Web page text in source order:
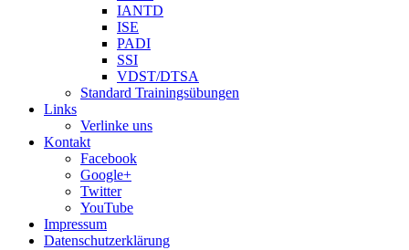
IANTD
ISE
PADI
SSI
VDST/DTSA
Standard Trainingsübungen
Links
Verlinke uns
Kontakt
Facebook
Google+
Twitter
YouTube
Impressum
Datenschutzerklärung